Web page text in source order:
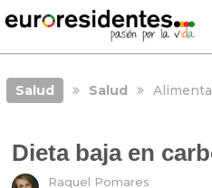
Salud Salud
Dieta baja en
Raquel Pomares